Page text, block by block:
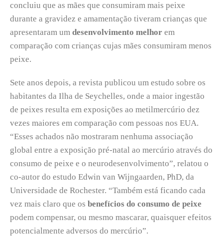
concluiu que as mães que consumiram mais peixe
durante a gravidez e amamentação tiveram crianças que
apresentaram um desenvolvimento melhor em
comparação com crianças cujas mães consumiram menos
peixe.
Sete anos depois, a revista publicou um estudo sobre os
habitantes da Ilha de Seychelles, onde a maior ingestão
de peixes resulta em exposições ao metilmercúrio dez
vezes maiores em comparação com pessoas nos EUA.
“Esses achados não mostraram nenhuma associação
global entre a exposição pré-natal ao mercúrio através do
consumo de peixe e o neurodesenvolvimento”, relatou o
co-autor do estudo Edwin van Wijngaarden, PhD, da
Universidade de Rochester. “Também está ficando cada
vez mais claro que os benefícios do consumo de peixe
podem compensar, ou mesmo mascarar, quaisquer efeitos
potencialmente adversos do mercúrio”.